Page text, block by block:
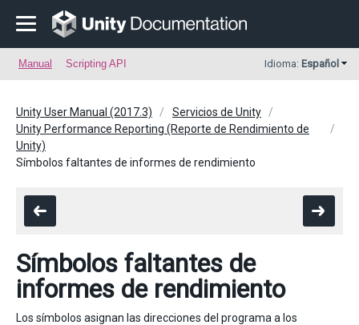
Manual Scripting API Idioma: Español
Unity User Manual (2017.3)
Servicios de Unity
Unity Performance Reporting (Reporte de Rendimiento de
Unity)
Símbolos faltantes de informes de rendimiento
Símbolos faltantes de
informes de rendimiento
Los símbolos asignan las direcciones del programa a los